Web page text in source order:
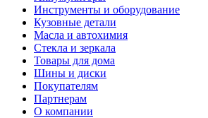
Инструменты и оборудование
Кузовные детали
Масла и автохимия
Стекла и зеркала
Товары для дома
Шины и диски
Покупателям
Партнерам
О компании